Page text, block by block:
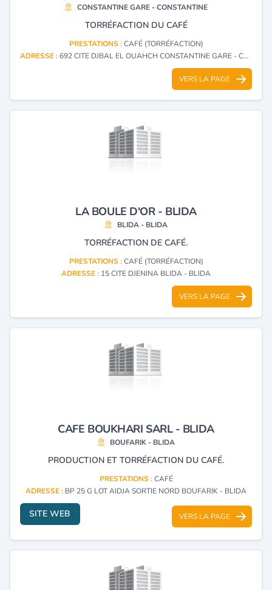
CONSTANTINE GARE - CONSTANTINE
TORRÉFACTION DU CAFÉ
PRESTATIONS :CAFÉ (TORRÉFACTION)
ADRESSE :692 CITE DJBAL EL OUAHCH CONSTANTINE GARE - CONSTANTINE
VERS LA PAGE
LA BOULE D'OR - BLIDA
BLIDA - BLIDA
TORRÉFACTION DE CAFÉ.
PRESTATIONS :CAFÉ (TORRÉFACTION)
ADRESSE : 15 CITE DJENINA BLIDA - BLIDA
VERS LA PAGE
CAFE BOUKHARI SARL - BLIDA
BOUFARIK - BLIDA
PRODUCTION ET TORRÉFACTION DU CAFÉ.
PRESTATIONS :CAFÉ
ADRESSE : BP 25 G LOT AIDJA SORTIE NORD BOUFARIK - BLIDA
SITE WEB VERS LA PAGE